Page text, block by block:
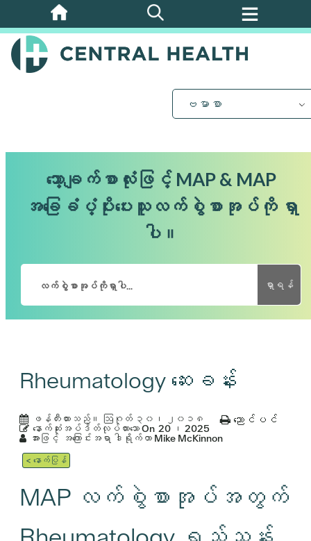
အဓိက
အကြောင်းအရာ
သို့
ဗမာစာ
သော့ချက်စာလုံးဖြင့် MAP & MAP
အခြေခံပံ့ပိုးပေးသူလက်စွဲစာအုပ်ကို ရှာ
ပါ။
ရှာရန်
Rheumatology ဆေးခန်း
ဖန်တီးထားသည်။ ဩဂုတ် ၃၀၊ ၂၀၁၈
နောက်ဆုံးအပ်ဒိတ်လုပ်ထားသော On 20 ၊ 2025
အားဖြင့် အကြောင်းအရာ ဒါရိုက်တာ Mike McKinnon
ညောင်ပင်
< နောက်ပြန်
MAP လက်စွဲစာအုပ်အတွက်